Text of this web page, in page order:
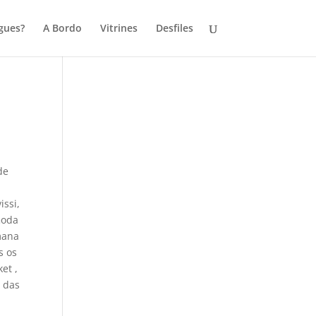
A Bordo Vitrines Desfiles
os
,